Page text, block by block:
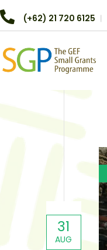
(+62) 21 720 6125 ︱
31
AUG